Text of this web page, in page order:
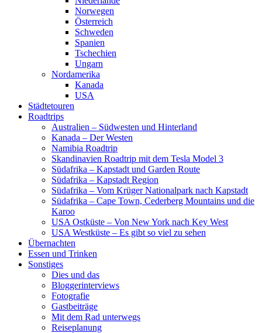
Norwegen
Österreich
Schweden
Spanien
Tschechien
Ungarn
Nordamerika
Kanada
USA
Städtetouren
Roadtrips
Australien – Südwesten und Hinterland
Kanada – Der Westen
Namibia Roadtrip
Skandinavien Roadtrip mit dem Tesla Model 3
Südafrika – Kapstadt und Garden Route
Südafrika – Kapstadt Region
Südafrika – Vom Krüger Nationalpark nach Kapstadt
Südafrika – Cape Town, Cederberg Mountains und die
Karoo
USA Ostküste – Von New York nach Key West
USA Westküste – Es gibt so viel zu sehen
Übernachten
Essen und Trinken
Sonstiges
Dies und das
Bloggerinterviews
Fotografie
Gastbeiträge
Mit dem Rad unterwegs
Reiseplanung